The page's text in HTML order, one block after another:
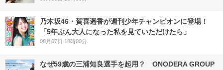
乃木坂46・賀喜遥香が週刊少年チャンピオンに登場！
「5年ぶん大人になった私を見ていただけたら」
08月07日 18時00分
なぜ59歳の三浦知良選手を起用？ ONODERA GROUP